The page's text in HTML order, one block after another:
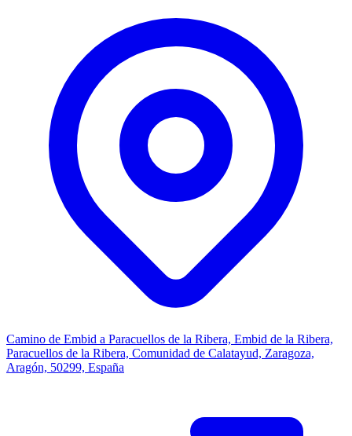
Camino de Embid a Paracuellos de la Ribera, Embid de la Ribera,
Paracuellos de la Ribera, Comunidad de Calatayud, Zaragoza,
Aragón, 50299, España